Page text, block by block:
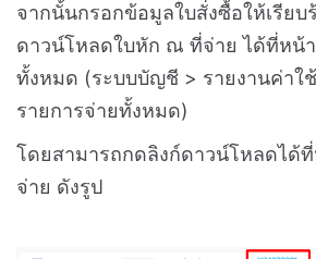
จากนั้นกรอกข้อมูลใบสั่งซื้อให้เรีย
ดาวน์โหลดใบหัก ณ ที่จ่าย ได้ที่หน้า
ทั้งหมด (ระบบบัญชี > รายงานค่าใ
รายการจ่ายทั้งหมด)
โดยสามารถกดลิงก์ดาวน์โหลดได้
จ่าย ดังรูป